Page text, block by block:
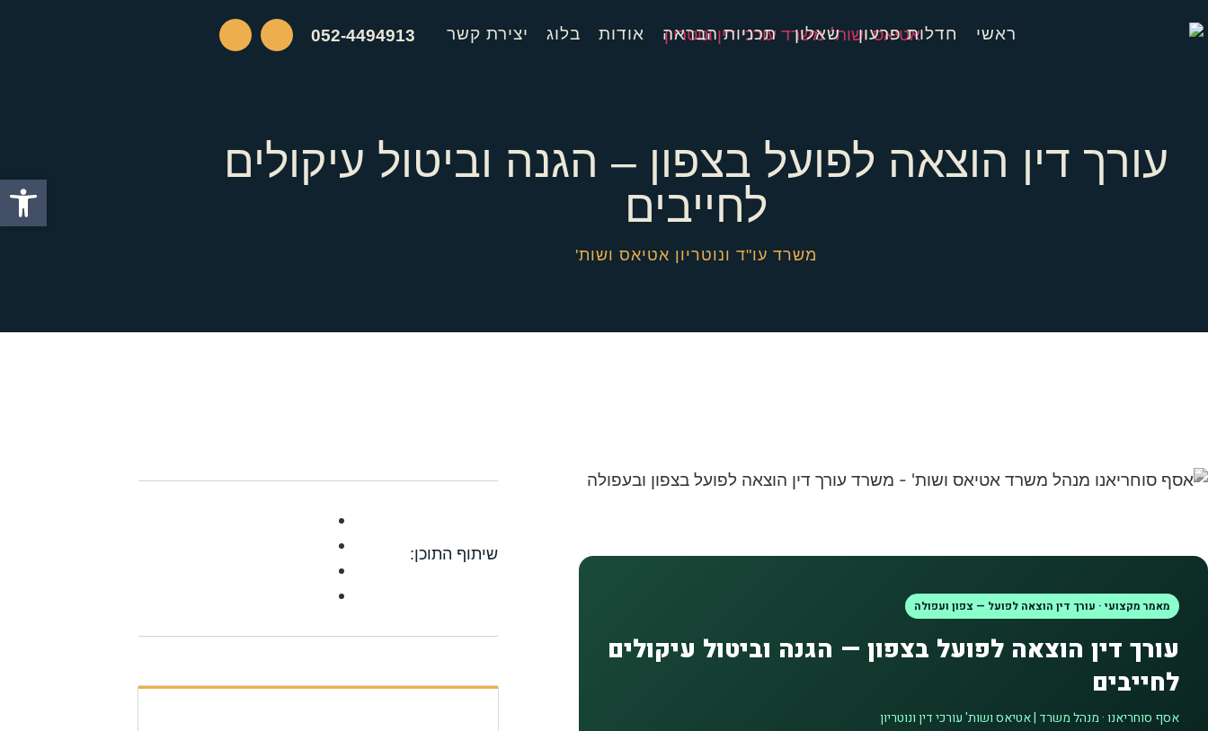
ראשי חדלות פרעון שאלון תכניות הבראה אודות בלוג יצירת קשר 052-4494913
עורך דין הוצאה לפועל בצפון – הגנה וביטול עיקולים
לחייבים
משרד עו"ד ונוטריון אטיאס ושות'
מאמר מקצועי · עורך דין הוצאה לפועל — צפון ועפולה
עורך דין הוצאה לפועל בצפון — הגנה וביטול עיקולים
לחייבים
אסף סוחריאנו · מנהל משרד | אטיאס ושות' עורכי דין ונוטריון
שיתוף התוכן:
פתח